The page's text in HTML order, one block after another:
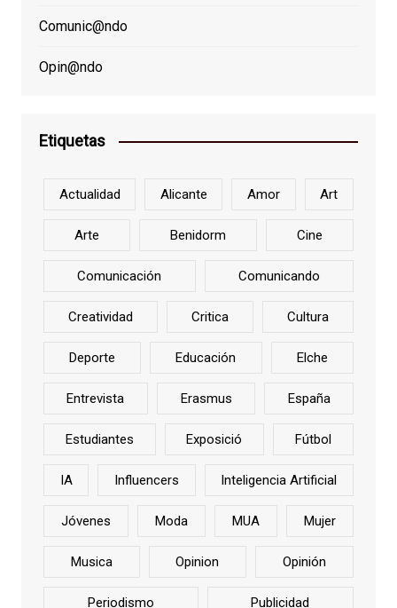
Comunic@ndo
Opin@ndo
Etiquetas
Actualidad Alicante Amor Art
Arte Benidorm Cine
Comunicación Comunicando
Creatividad Critica Cultura
Deporte Educación Elche
Entrevista Erasmus España
Estudiantes Exposició Fútbol
IA Influencers Inteligencia Artificial
Jóvenes Moda MUA Mujer
Musica Opinion Opinión
Periodismo Publicidad